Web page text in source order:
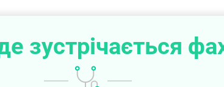
зустрічається